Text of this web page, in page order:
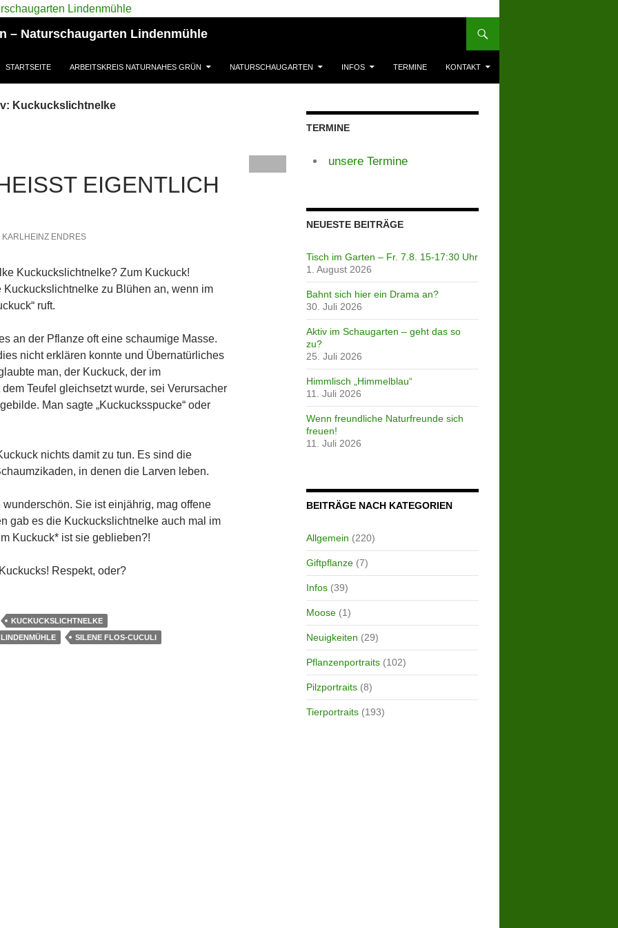
– Naturschaugarten Lindenmühle
STARTSEITE ARBEITSKREIS NATURNAHES GRÜN NATURSCHAUGARTEN INFOS TERMINE KONTAKT
Kuckuckslichtnelke
EIGENTLICH …
KARLHEINZ ENDRES
Kuckuckslichtnelke? Zum Kuckuck!
Kuckuckslichtnelke zu Blühen an, wenn im
ruft.
an der Pflanze oft eine schaumige Masse.
nicht erklären konnte und Übernatürliches
man, der Kuckuck, der im
Teufel gleichsetzt wurde, sei Verursacher
Man sagte „Kuckucksspucke“ oder
nichts damit zu tun. Es sind die
in denen die Larven leben.
wunderschön. Sie ist einjährig, mag offene
gab es die Kuckuckslichtnelke auch mal im
Kuckuck* ist sie geblieben?!
Respekt, oder?
KUCKUCKSLICHTNELKE
SILENE FLOS-CUCULI
TERMINE
unsere Termine
NEUESTE BEITRÄGE
Tisch im Garten – Fr. 7.8. 15-17:30 Uhr
1. August 2026
Bahnt sich hier ein Drama an?
30. Juli 2026
Aktiv im Schaugarten – geht das so
zu?
25. Juli 2026
Himmlisch „Himmelblau“
11. Juli 2026
Wenn freundliche Naturfreunde sich
freuen!
11. Juli 2026
BEITRÄGE NACH KATEGORIEN
Allgemein (220)
Giftpflanze(7)
Infos(39)
Moose(1)
Neuigkeiten (29)
Pflanzenportraits(102)
Pilzportraits(8)
Tierportraits(193)